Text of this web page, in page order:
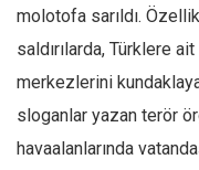
Hasanali Yıldırım
Leyla Şerif Emin
Selçuk Türkyılmaz
Mehmet Ali Tekin
Abir E. Nahas
molotofa sarıldı.
saldırılarda, Türklere
merkezlerini
sloganlar yazan terör
havaalanlarında